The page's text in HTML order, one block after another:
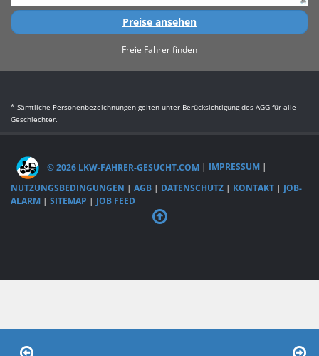
Preise ansehen
Freie Fahrer finden
* Sämtliche Personenbezeichnungen gelten unter Berücksichtigung des AGG für alle
Geschlechter.
© 2026 LKW-FAHRER-GESUCHT.COM | IMPRESSUM |
NUTZUNGSBEDINGUNGEN | AGB | DATENSCHUTZ | KONTAKT | JOB-
ALARM | SITEMAP | JOB FEED